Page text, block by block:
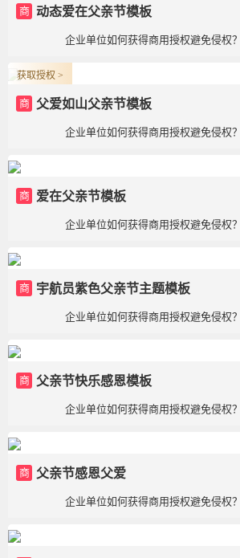
商 动态爱在父亲节模板
企业单位如何获得商用授权避免侵权？
获取授权 >
商 父爱如山父亲节模板
企业单位如何获得商用授权避免侵权？
商 爱在父亲节模板
企业单位如何获得商用授权避免侵权？
商 宇航员紫色父亲节主题模板
企业单位如何获得商用授权避免侵权？
商 父亲节快乐感恩模板
企业单位如何获得商用授权避免侵权？
商 父亲节感恩父爱
企业单位如何获得商用授权避免侵权？